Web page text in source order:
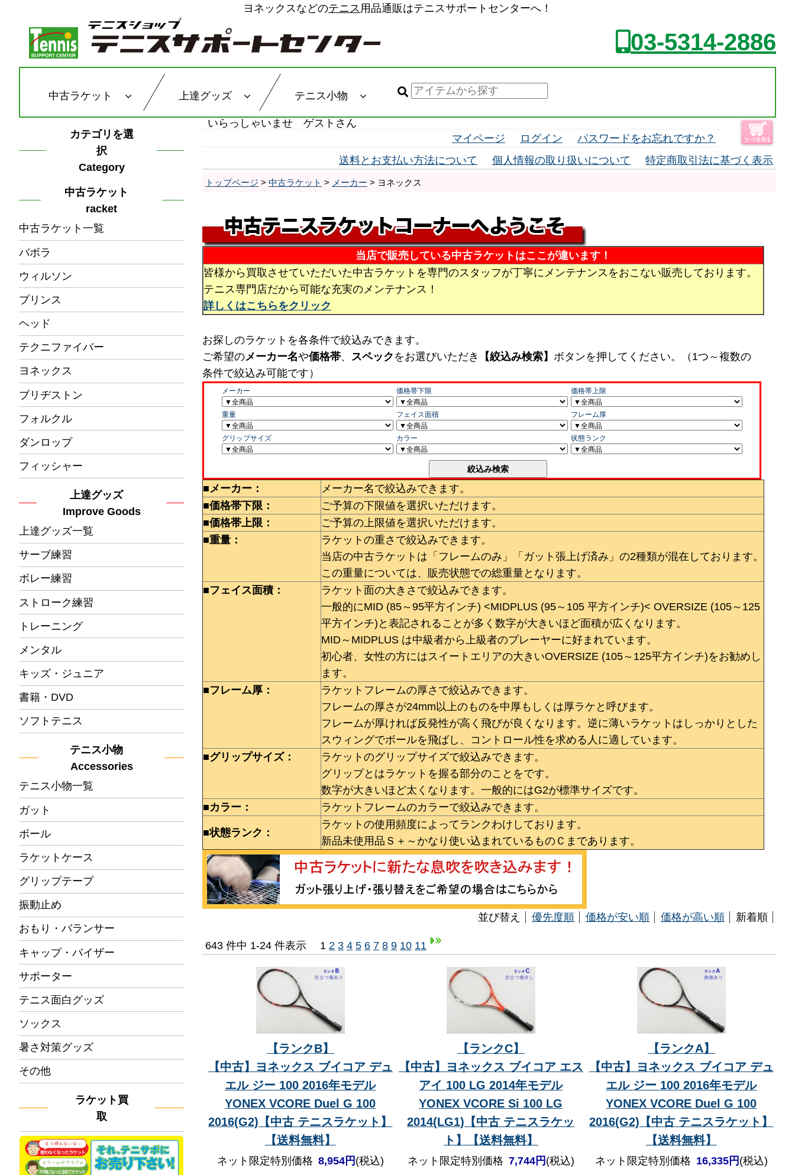
ヨネックスなどのテニス用品通販はテニスサポートセンターへ！
03-5314-2886
中古ラケット 上達グッズ テニス小物
カテゴリを選
択
Category
中古ラケット
racket
中古ラケット一覧
バボラ
ウィルソン
プリンス
ヘッド
テクニファイバー
ヨネックス
ブリヂストン
フォルクル
ダンロップ
フィッシャー
上達グッズ
Improve Goods
上達グッズ一覧
サーブ練習
ボレー練習
ストローク練習
トレーニング
メンタル
キッズ・ジュニア
書籍・DVD
ソフトテニス
テニス小物
Accessories
テニス小物一覧
ガット
ボール
ラケットケース
グリップテープ
振動止め
おもり・バランサー
キャップ・バイザー
サポーター
テニス面白グッズ
ソックス
暑さ対策グッズ
その他
ラケット買
取
いらっしゃいませ ゲストさん
マイページ
ログイン
パスワードをお忘れですか？
送料とお支払い方法について
個人情報の取り扱いについて 特定商取引法に基づく表示
トップページ > 中古ラケット > メーカー > ヨネックス
当店で販売している中古ラケットはここが違います！
皆様から買取させていただいた中古ラケットを専門のスタッフが丁寧にメンテナンスをおこない販売しております。
テニス専門店だから可能な充実のメンテナンス！
詳しくはこちらをクリック
お探しのラケットを各条件で絞込みできます。
ご希望のメーカー名や価格帯、 スペック をお選びいただき 【絞込み検索】 ボタンを押してください。（1つ～複数の
条件で絞込み可能です）
■メーカー：
メーカー名で絞込みできます。
■価格帯下限：
ご予算の下限値を選択いただけます。
■価格帯上限：
ご予算の上限値を選択いただけます。
■重量：
ラケットの重さで絞込みできます。
当店の中古ラケットは「フレームのみ」「ガット張上げ済み」の2種類が混在しております。
この重量については、販売状態での総重量となります。
■フェイス面積：
ラケット面の大きさで絞込みできます。
一般的にMID (85～95平方インチ) <MIDPLUS (95～105 平方インチ)< OVERSIZE (105～125
平方インチ)と表記されることが多く数字が大きいほど面積が広くなります。
MID～MIDPLUS は中級者から上級者のプレーヤーに好まれています。
初心者、女性の方にはスイートエリアの大きいOVERSIZE (105～125平方インチ)をお勧めし
ます。
■フレーム厚：
ラケットフレームの厚さで絞込みできます。
フレームの厚さが24mm以上のものを中厚もしくは厚ラケと呼びます。
フレームが厚ければ反発性が高く飛びが良くなります。逆に薄いラケットはしっかりとした
スウィングでボールを飛ばし、コントロール性を求める人に適しています。
■グリップサイズ：
ラケットのグリップサイズで絞込みできます。
グリップとはラケットを握る部分のことをです。
数字が大きいほど太くなります。一般的にはG2が標準サイズです。
■カラー：
ラケットフレームのカラーで絞込みできます。
■状態ランク：
ラケットの使用頻度によってランクわけしております。
新品未使用品Ｓ＋～かなり使い込まれているものＣまであります。
並び替え 優先度順 価格が安い順 価格が高い順 新着順
643 件中 1-24 件表示 1 2 3 4 5 6 7 8 9 10 11
【ランクB】
【中古】ヨネックス ブイコア デュ
エル ジー 100 2016年モデル
YONEX VCORE Duel G 100
2016(G2)【中古 テニスラケット】
【送料無料】
ネット限定特別価格 8,954円 (税込)
【ランクC】
【中古】ヨネックス ブイコア エス
アイ 100 LG 2014年モデル
YONEX VCORE Si 100 LG
2014(LG1)【中古 テニスラケッ
ト】【送料無料】
ネット限定特別価格 7,744円 (税込)
【ランクA】
【中古】ヨネックス ブイコア デュ
エル ジー 100 2016年モデル
YONEX VCORE Duel G 100
2016(G2)【中古 テニスラケット】
【送料無料】
ネット限定特別価格 16,335円 (税込)